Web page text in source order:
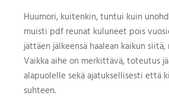
Huumori, kuitenkin, tuntui kuin
muisti pdf reunat kuluneet pois
jättäen jälkeensä haalean kaikun
Vaikka aihe on merkittävä, toteutus
alapuolelle sekä ajatuksellisesti että
suhteen.